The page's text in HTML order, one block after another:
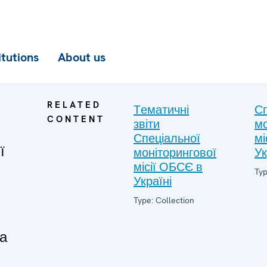
About us
RELATED
CONTENT
Tематичні
звіти
Спеціальної
моніторингової
місії ОБСЄ в
Україні
Type: Collection